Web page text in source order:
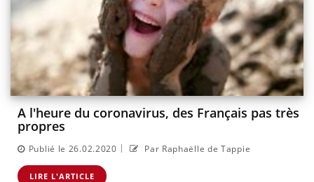
A l'heure du coronavirus, des Français pas très
propres
Publié le 26.02.2020 | Par Raphaëlle de Tappie
LIRE L'ARTICLE